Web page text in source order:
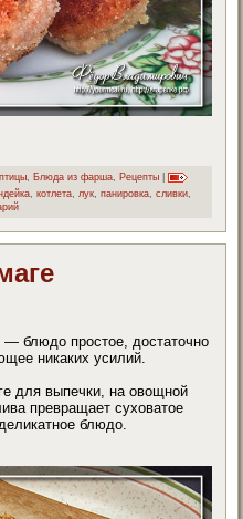
, Блюда из фарша, Рецепты
,котлета лук ,панировка ,сливки
— блюдо простое, достаточно
никаких усилий.
для выпечки, на овощной
превращает суховатое
блюдо.